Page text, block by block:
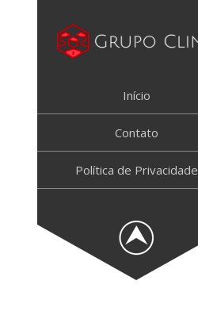
Início
Contato
Política de Privacidade